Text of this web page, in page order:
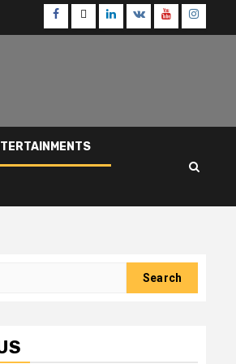
Facebook
TwitterLinkedin
VK Youtube